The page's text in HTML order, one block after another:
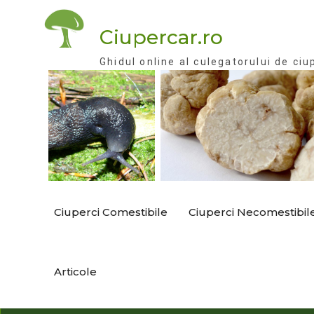
Ciupercar.ro
Ghidul online al culegatorului de
Ciuperci Comestibile Ciuperci
Articole